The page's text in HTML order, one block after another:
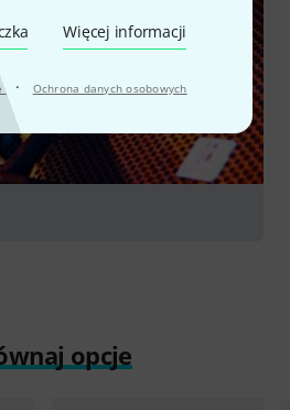
Więcej informacji
· Ochrona danych osobowych
opcje